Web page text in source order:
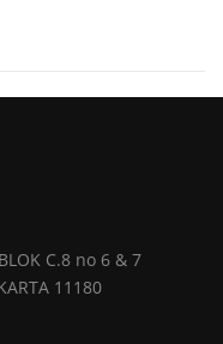
C.8 no 6 & 7
11180